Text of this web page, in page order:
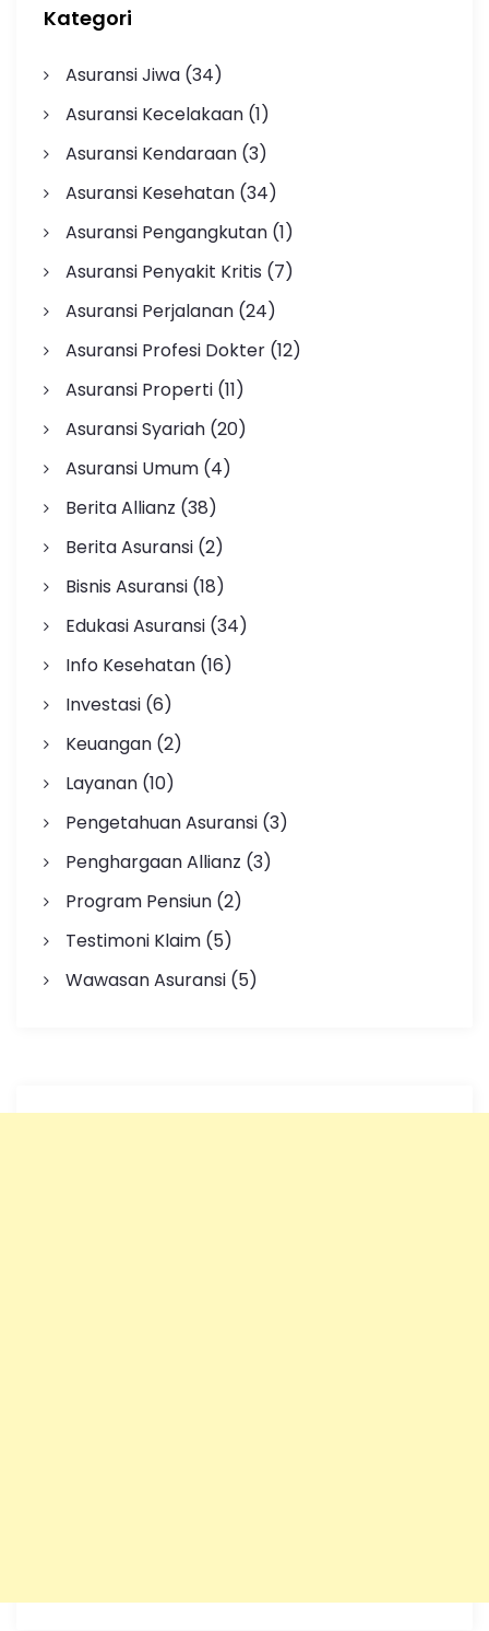
Kategori
Asuransi Jiwa(34)
Asuransi Kecelakaan(1)
Asuransi Kendaraan(3)
Asuransi Kesehatan(34)
Asuransi Pengangkutan(1)
Asuransi Penyakit Kritis (7)
Asuransi Perjalanan(24)
Asuransi Profesi Dokter(12)
Asuransi Properti(11)
Asuransi Syariah(20)
Asuransi Umum(4)
Berita Allianz (38)
Berita Asuransi(2)
Bisnis Asuransi(18)
Edukasi Asuransi(34)
Info Kesehatan(16)
Investasi(6)
Keuangan(2)
Layanan(10)
Pengetahuan Asuransi(3)
Penghargaan Allianz (3)
Program Pensiun(2)
Testimoni Klaim(5)
Wawasan Asuransi(5)